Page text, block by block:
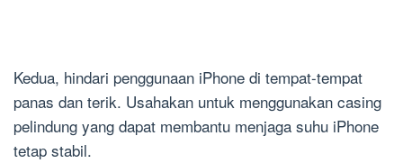
Kedua, hindari penggunaan iPhone di tempat-tempat
panas dan terik. Usahakan untuk menggunakan casing
pelindung yang dapat membantu menjaga suhu iPhone
tetap stabil.